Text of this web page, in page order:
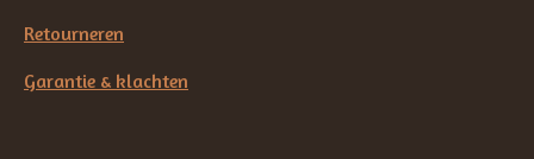
Retourneren
Garantie & klachten